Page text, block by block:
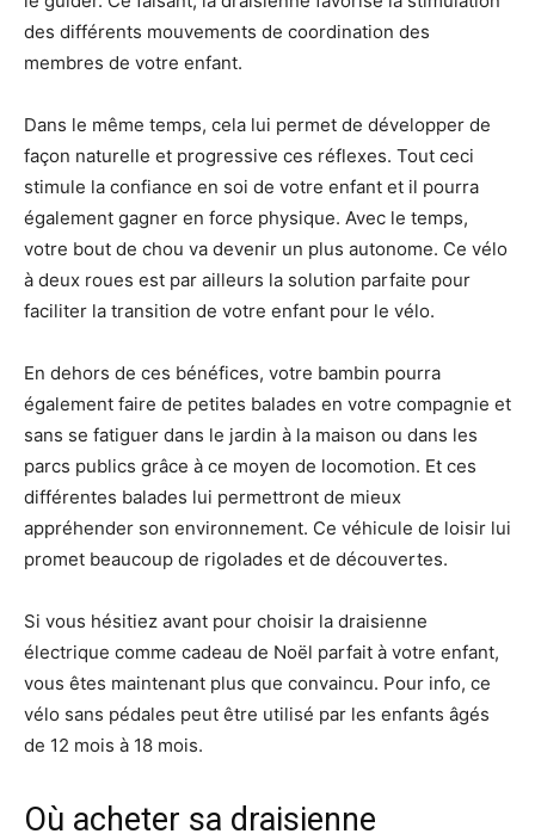
des différents mouvements de coordination des
membres de votre enfant.
Dans le même temps, cela lui permet de développer de
façon naturelle et progressive ces réflexes. Tout ceci
stimule la confiance en soi de votre enfant et il pourra
également gagner en force physique. Avec le temps,
votre bout de chou va devenir un plus autonome. Ce vélo
à deux roues est par ailleurs la solution parfaite pour
faciliter la transition de votre enfant pour le vélo.
En dehors de ces bénéfices, votre bambin pourra
également faire de petites balades en votre compagnie et
sans se fatiguer dans le jardin à la maison ou dans les
parcs publics grâce à ce moyen de locomotion. Et ces
différentes balades lui permettront de mieux
appréhender son environnement. Ce véhicule de loisir lui
promet beaucoup de rigolades et de découvertes.
Si vous hésitiez avant pour choisir la draisienne
électrique comme cadeau de Noël parfait à votre enfant,
vous êtes maintenant plus que convaincu. Pour info, ce
vélo sans pédales peut être utilisé par les enfants âgés
de 12 mois à 18 mois.
Où acheter sa draisienne